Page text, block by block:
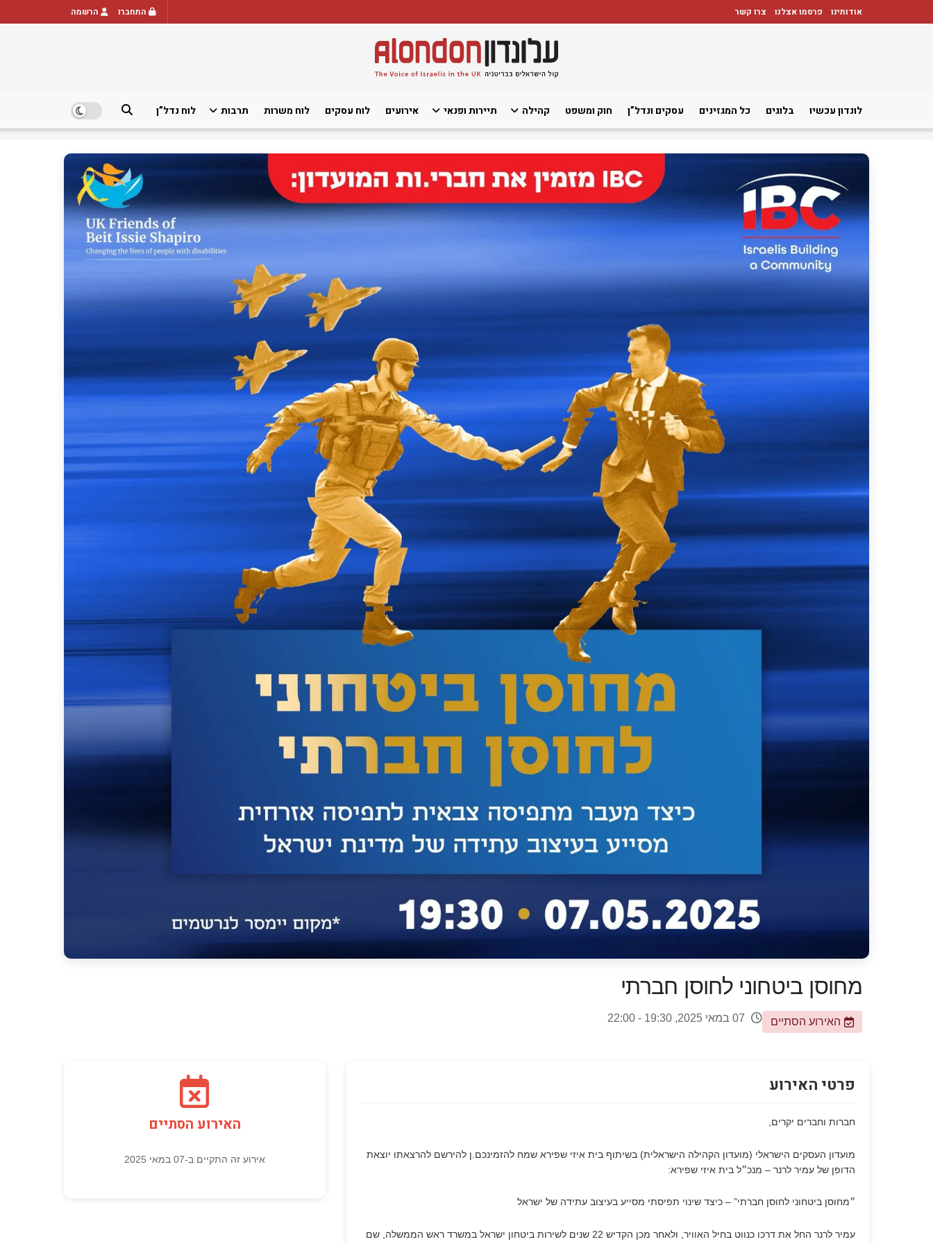
אודותינו פרסמו אצלנו צרו קשר התחברו הרשמה
לונדון עכשיו בלוגים כל המגזינים עסקים ונדל”ן חוק ומשפט קהילה תיירות ופנאי אירועים לוח עסקים לוח משרות תרבות לוח נדל”ן
מחוסן ביטחוני לחוסן חברתי
האירוע הסתיים
פרטי האירוע
חברות וחברים יקרים,
מועדון העסקים הישראלי (מועדון הקהילה הישראלית) בשיתוף בית איזי שפירא שמח להזמינכם.ן להירשם להרצאתו יוצאת
הדופן של עמיר לרנר – מנכ״ל בית איזי שפירא:
״מחוסן ביטחוני לחוסן חברתי” – כיצד שינוי תפיסתי מסייע בעיצוב עתידה של ישראל
עמיר לרנר החל את דרכו כנווט בחיל האוויר, ולאחר מכן הקדיש 22 שנים לשירות ביטחון ישראל במשרד ראש הממשלה, שם
האירוע הסתיים
אירוע זה התקיים ב-07 במאי 2025